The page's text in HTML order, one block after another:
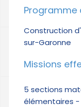
Programme
Construction
sur-Garonne
Missions
5 sections
élémentaires -